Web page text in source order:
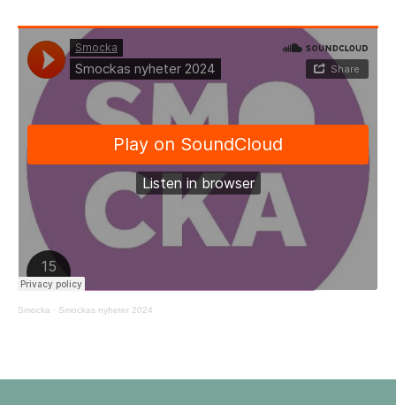
Smocka · Smockas nyheter 2024